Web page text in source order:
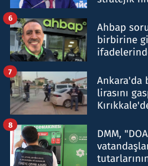
Ahbap
birbirine
6
Ankara'da
lirasını
7
DMM,
8